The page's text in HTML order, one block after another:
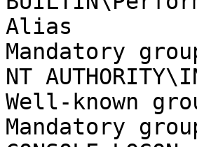
Alias
Mandatory
NT
Well-known
Mandatory